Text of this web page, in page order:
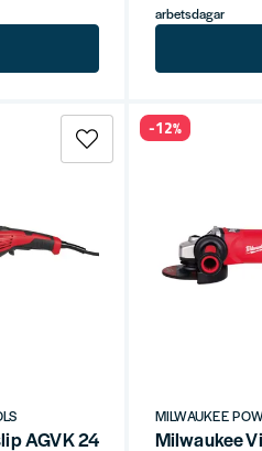
arbetsdagar
AGVK 24-230 EK 2400W
MILWAUKEE
Milwaukee
-12%